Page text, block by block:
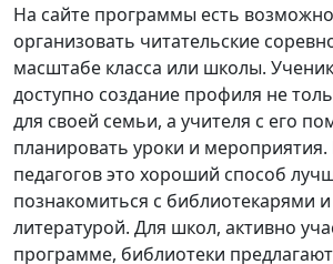
На сайте программы есть
организовать читательские
масштабе класса или школы.
доступно создание профиля не
для своей семьи, а учителя с его
планировать уроки и мероприятия.
педагогов это хороший способ
познакомиться с библиотекарями и
литературой. Для школ, активно
программе, библиотеки